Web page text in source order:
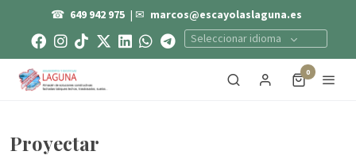
☎ 649 942 975 | ✉ marcos@escayolaslaguna.es
Seleccionar idioma
0
Proyectar